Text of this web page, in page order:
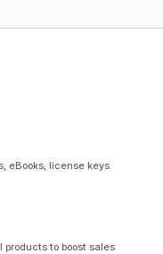
eBooks, license keys
to boost sales